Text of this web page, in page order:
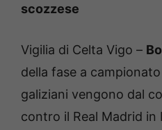
scozzese
Vigilia di Celta Vigo –
della fase a
galiziani vengono dal
contro il Real Madrid in